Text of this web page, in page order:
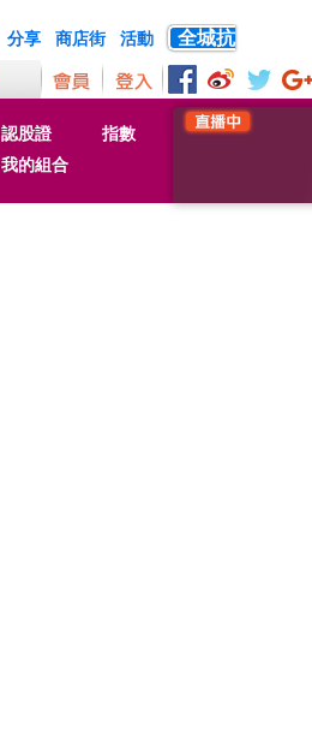
分享 商店街 活動
全城抗
認股證
指數
我的組合